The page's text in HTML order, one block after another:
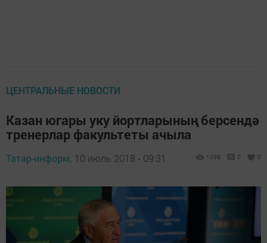
ЦЕНТРАЛЬНЫЕ НОВОСТИ
Казан югары уку йортларының берсендә
тренерлар факультеты ачыла
Татар-информ, 10 июль 2018 - 09:31 1099 0 0